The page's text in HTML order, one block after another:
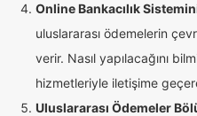
Online Bankacılık
uluslararası ödemelerin
verir. Nasıl yapılacağını
hizmetleriyle iletişime
Uluslararası Ödemeler